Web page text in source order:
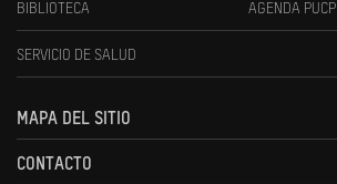
BIBLIOTECA AGENDA PUCP
SERVICIO DE SALUD
MAPA DEL SITIO
CONTACTO